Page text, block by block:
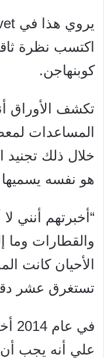
اكتسب نظرة
كوبنهاجن.
تكشف الأوراق
المساعدات
خلال ذلك
هو نفسه يسميها
“أخبرتهم أنني
والقطارات وما
الأحيان كانت
تستغرق عشر
علي أنه يجب